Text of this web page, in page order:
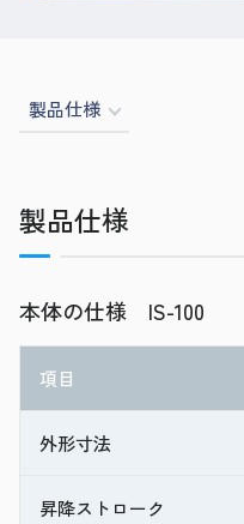
製品仕様
製品仕様
本体の仕様 IS-100
項目
外形寸法
昇降ストローク